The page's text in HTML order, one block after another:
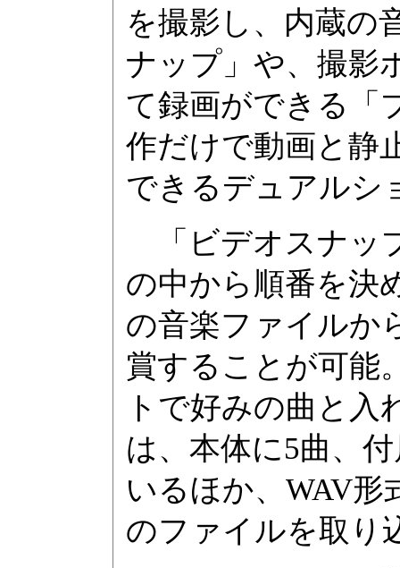
を撮影し、内蔵の
ナップ」や、撮影
て録画ができる「
作だけで動画と静
できるデュアルシ
「ビデオスナッ
の中から順番を決
の音楽ファイルか
賞することが可能
トで好みの曲と
は、本体に5曲、
いるほか、WAV形
のファイルを取り